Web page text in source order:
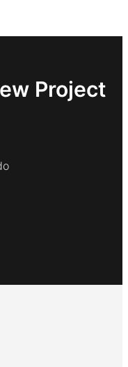
Project